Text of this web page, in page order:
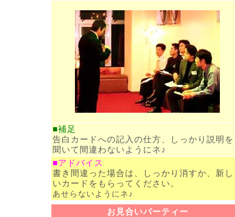
■補足
告白カードへの記入の仕方、しっかり説明を
聞いて間違わないようにネ♪
■アドバイス
書き間違った場合は、しっかり消すか、新し
いカードをもらってください。
あせらないようにネ♪
お見合いパーティー